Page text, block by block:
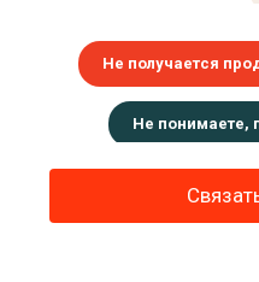
Не получается
Не понимаете,
Лень заниматься